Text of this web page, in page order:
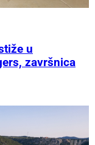
u
završnica